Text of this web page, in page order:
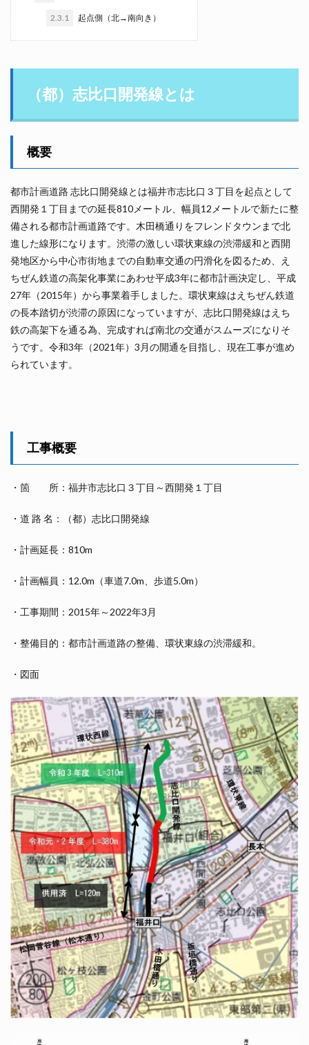
2.3.1 起点側（北→南向き）
（都）志比口開発線とは
概要
都市計画道路 志比口開発線とは福井市志比口３丁目を起点として
西開発１丁目までの延長810メートル、幅員12メートルで新たに整
備される都市計画道路です。木田橋通りをフレンドタウンまで北
進した線形になります。渋滞の激しい環状東線の渋滞緩和と西開
発地区から中心市街地までの自動車交通の円滑化を図るため、え
ちぜん鉄道の高架化事業にあわせ平成3年に都市計画決定し、平成
27年（2015年）から事業着手しました。環状東線はえちぜん鉄道
の長本踏切が渋滞の原因になっていますが、志比口開発線はえち
鉄の高架下を通る為、完成すれば南北の交通がスムーズになりそ
うです。令和3年（2021年）3月の開通を目指し、現在工事が進め
られています。
工事概要
・箇 所：福井市志比口３丁目～西開発１丁目
・道 路 名：（都）志比口開発線
・計画延長：810m
・計画幅員：12.0m（車道7.0m、歩道5.0m）
・工事期間：2015年～2022年3月
・整備目的：都市計画道路の整備、環状東線の渋滞緩和。
・図面